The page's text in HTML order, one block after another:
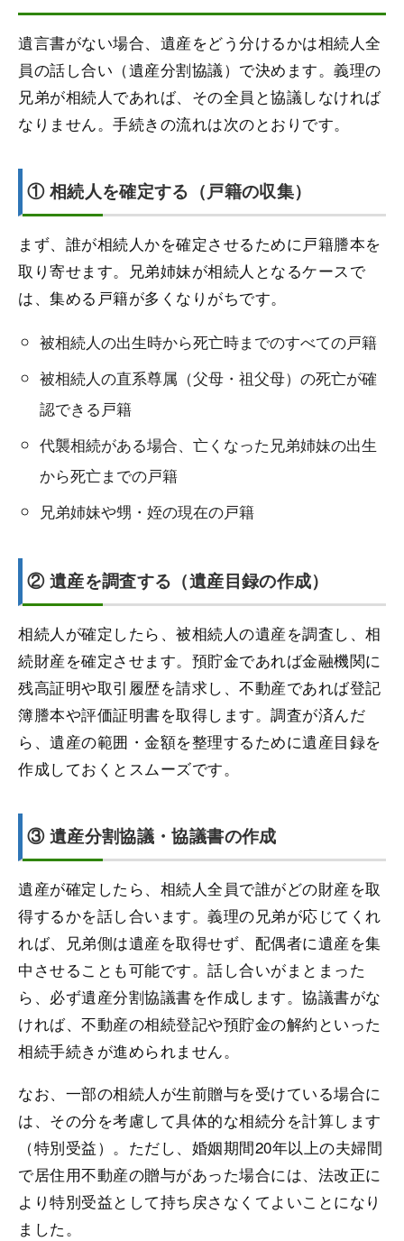
遺言書がない場合、遺産をどう分けるかは相続人全
員の話し合い（遺産分割協議）で決めます。義理の
兄弟が相続人であれば、その全員と協議しなければ
なりません。手続きの流れは次のとおりです。
① 相続人を確定する（戸籍の収集）
まず、誰が相続人かを確定させるために戸籍謄本を
取り寄せます。兄弟姉妹が相続人となるケースで
は、集める戸籍が多くなりがちです。
被相続人の出生時から死亡時までのすべての戸籍
被相続人の直系尊属（父母・祖父母）の死亡が確
認できる戸籍
代襲相続がある場合、亡くなった兄弟姉妹の出生
から死亡までの戸籍
兄弟姉妹や甥・姪の現在の戸籍
② 遺産を調査する（遺産目録の作成）
相続人が確定したら、被相続人の遺産を調査し、相
続財産を確定させます。預貯金であれば金融機関に
残高証明や取引履歴を請求し、不動産であれば登記
簿謄本や評価証明書を取得します。調査が済んだ
ら、遺産の範囲・金額を整理するために遺産目録を
作成しておくとスムーズです。
③ 遺産分割協議・協議書の作成
遺産が確定したら、相続人全員で誰がどの財産を取
得するかを話し合います。義理の兄弟が応じてくれ
れば、兄弟側は遺産を取得せず、配偶者に遺産を集
中させることも可能です。話し合いがまとまった
ら、必ず遺産分割協議書を作成します。協議書がな
ければ、不動産の相続登記や預貯金の解約といった
相続手続きが進められません。
なお、一部の相続人が生前贈与を受けている場合に
は、その分を考慮して具体的な相続分を計算します
（特別受益）。ただし、婚姻期間20年以上の夫婦間
で居住用不動産の贈与があった場合には、法改正に
より特別受益として持ち戻さなくてよいことになり
ました。